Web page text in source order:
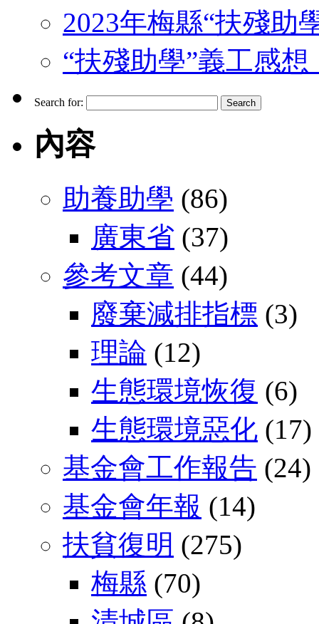
2023年梅縣“扶殘助
“扶殘助學”義工感想
Search for:
內容
助養助學 (86)
廣東省 (37)
參考文章 (44)
廢棄減排指標 (3)
理論 (12)
生態環境恢復 (6)
生態環境惡化 (17)
基金會工作報告 (24)
基金會年報 (14)
扶貧復明 (275)
梅縣 (70)